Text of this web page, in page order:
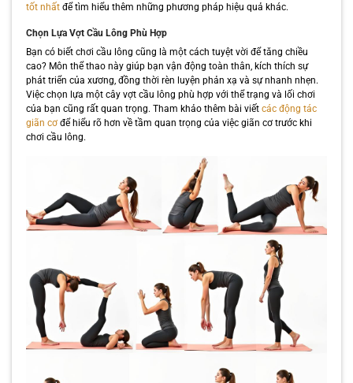
tốt nhấtđể tìm hiểu thêm những phương pháp hiệu quả khác.
Chọn Lựa Vợt Cầu Lông Phù Hợp
Bạn có biết chơi cầu lông cũng là một cách tuyệt vời để tăng chiều
cao? Môn thể thao này giúp bạn vận động toàn thân, kích thích sự
phát triển của xương, đồng thời rèn luyện phản xạ và sự nhanh nhẹn.
Việc chọn lựa một cây vợt cầu lông phù hợp với thể trạng và lối chơi
của bạn cũng rất quan trọng. Tham khảo thêm bài viết các động tác
giãn cơđể hiểu rõ hơn về tầm quan trọng của việc giãn cơ trước khi
chơi cầu lông.